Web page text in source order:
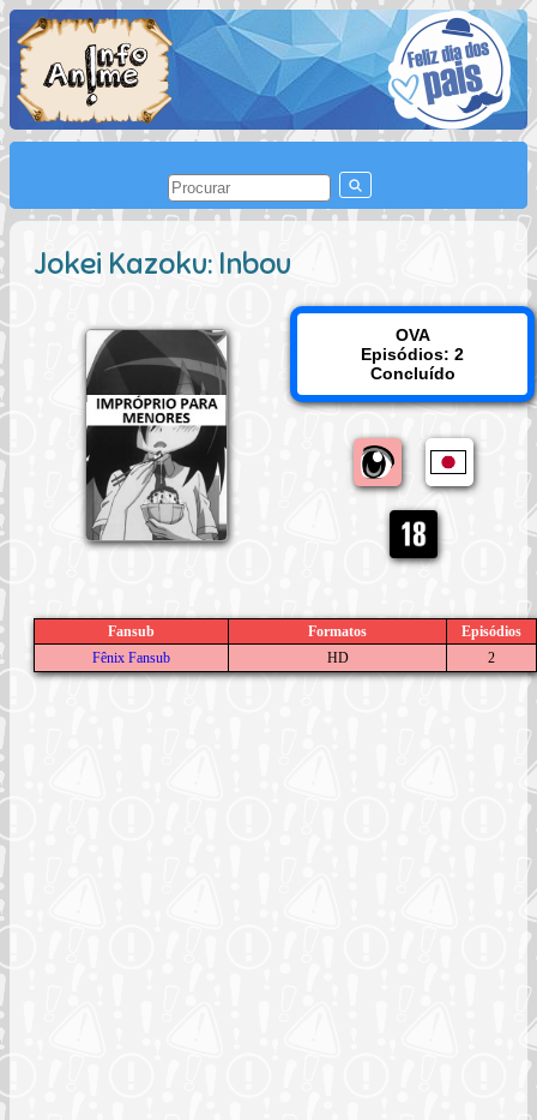
Jokei Kazoku: Inbou
OVA
Episódios: 2
Concluído
Fansub Formatos
Episódios
Fênix Fansub
HD 2